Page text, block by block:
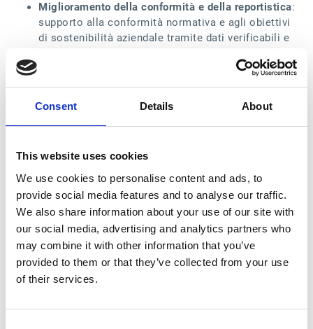
Consent Details About
This website uses cookies
We use cookies to personalise content and ads, to
provide social media features and to analyse our traffic.
We also share information about your use of our site with
our social media, advertising and analytics partners who
may combine it with other information that you’ve
provided to them or that they’ve collected from your use
of their services.
Miglioramento della conformità e della reportistica:
supporto alla conformità normativa e agli obiettivi
di sostenibilità aziendale tramite dati verificabili e
Promozione del coinvolgimento dei fornitori:
condivisione di insight sulle performance e la
costruzione di relazioni trasparenti con i fornitori.
Procurement che puntano a coniugare efficienza
operativa e obiettivi di sostenibilità”, ha dichiarato
Catherine Dupuy-Holdich, Senior Product Manager di
Esker. “Integrando i rating EcoVadis nella nostra
soluzione di Supplier Management, consentiamo ai nostri
clienti di prendere decisioni di approvvigionamento più
intelligenti e responsabili, eliminando al contempo la
“Questa partnership con Esker rappresenta un passo